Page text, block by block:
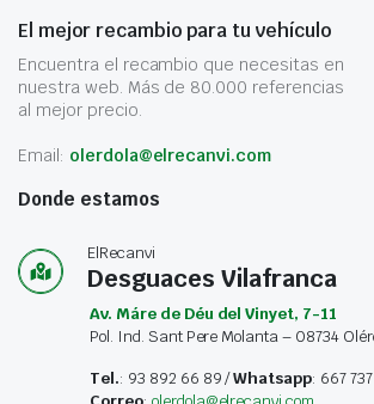
El mejor recambio para tu vehículo
Encuentra el recambio que necesitas en
nuestra web. Más de 80.000 referencias
al mejor precio.
Email: olerdola@elrecanvi.com
Donde estamos
ElRecanvi
Desguaces Vilafranca
Av. Máre de Déu del Vinyet, 7-11
Pol. Ind. Sant Pere Molanta – 08734
Tel.: 93 892 66 89 /Whatsapp: 667